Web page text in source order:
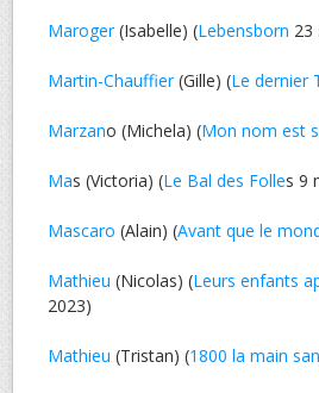
Maroger(Isabelle) (Lebensborn 23
Martin-Chauffier(Gille) (Le dernier
Marzano (Michela) (Mon nom est
Mas (Victoria) (Le Bal des Folles 9
Mascaro (Alain) (Avant que le
Mathieu (Nicolas) (Leurs enfants
2023)
Mathieu (Tristan) (1800 la main